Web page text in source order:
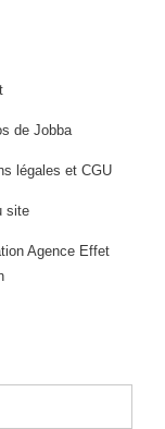
de Jobba
légales et CGU
site
Agence Effet